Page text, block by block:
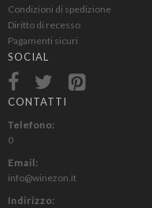
Montecucco Rosso
Montepulciano
Moscato
Moscato di Noto
Muller Thurgau
Condizioni di spedizione
Diritto di recesso
Pagamenti sicuri
SOCIAL
CONTATTI
Telefono:
0
Email:
info@winezon.it
Indirizzo: